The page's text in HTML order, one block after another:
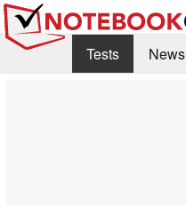
Tests News